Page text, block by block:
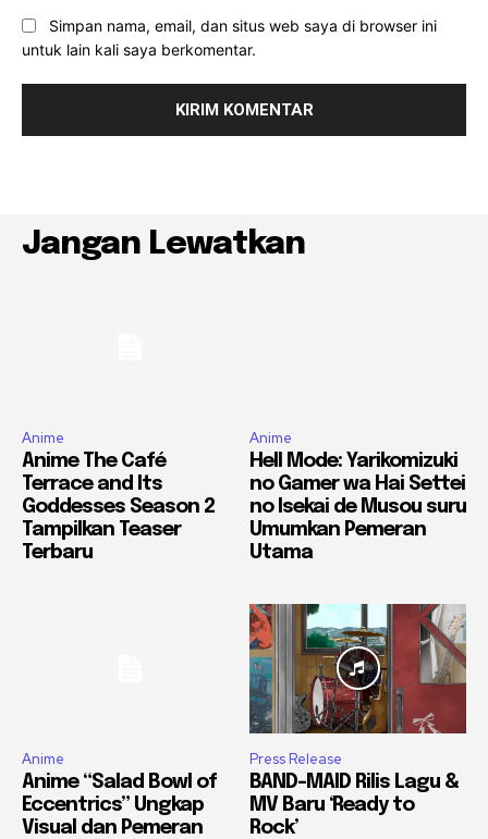
Simpan nama, email, dan situs web saya di browser ini
untuk lain kali saya berkomentar.
Jangan Lewatkan
Anime
Anime The Café
Terrace and Its
Goddesses Season 2
Tampilkan Teaser
Terbaru
Anime
Hell Mode: Yarikomizuki
no Gamer wa Hai Settei
no Isekai de Musou suru
Umumkan Pemeran
Utama
Anime
Anime “Salad Bowl of
Eccentrics” Ungkap
Visual dan Pemeran
Press Release
BAND-MAID Rilis Lagu &
MV Baru ‘Ready to
Rock’